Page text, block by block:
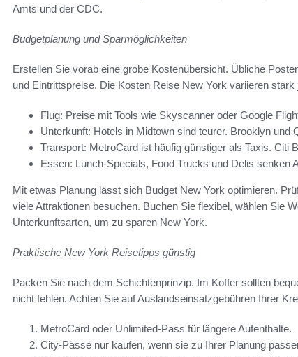
Amts und der CDC.
Budgetplanung und Sparmöglichkeiten
Erstellen Sie vorab eine grobe Kostenübersicht. Übliche
und Eintrittspreise. Die Kosten Reise New York variieren stark
Flug: Preise mit Tools wie Skyscanner oder Google
Unterkunft: Hotels in Midtown sind teurer. Brooklyn und
Transport: MetroCard ist häufig günstiger als Taxis. Citi
Essen: Lunch-Specials, Food Trucks und Delis senken
Mit etwas Planung lässt sich Budget New York optimieren.
viele Attraktionen besuchen. Buchen Sie flexibel, wählen Sie
Unterkunftsarten, um zu sparen New York.
Praktische New York Reisetipps günstig
Packen Sie nach dem Schichtenprinzip. Im Koffer sollten
nicht fehlen. Achten Sie auf Auslandseinsatzgebühren Ihrer
MetroCard oder Unlimited-Pass für längere Aufenthalte.
City-Pässe nur kaufen, wenn sie zu Ihrer Planung